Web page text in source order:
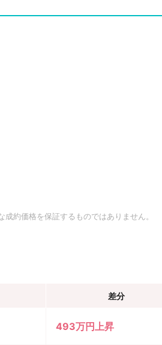
約価格を保証するものではありません。
差分
493万円上昇